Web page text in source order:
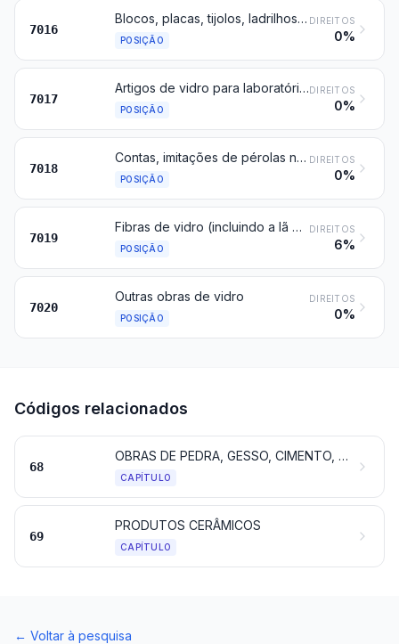
7016
Blocos, placas, tijolos, ladrilhos, telhas e outros artigos, de vidro prensado ou moldado, mesmo armado, para construção; cubos, pastilhas e outros artigos semelhantes, de vidro, mesmo com suporte, para mosaicos ou decorações semelhantes; vitrais de vidro; vidro denominado « multicelular » ou « espuma » de vidro, em blocos, painéis, chapas e conchas ou formas semelhantes
POSIÇÃO
DIREITOS
0%
7017
Artigos de vidro para laboratório, higiene ou farmácia, mesmo graduados ou calibrados
POSIÇÃO
DIREITOS
0%
7018
Contas, imitações de pérolas naturais ou cultivadas, imitações de pedras preciosas ou semipreciosas e artigos semelhantes, de vidro e suas obras, exceto bijutarias; olhos de vidro, exceto de prótese; estatuetas e outros objetos de ornamentação, de vidro trabalhado a maçarico, exceto bijutarias; microsferas de vidro, de diâmetro não superior a 1 mm
POSIÇÃO
DIREITOS
0%
7019
Fibras de vidro (incluindo a lã de vidro) e suas obras (por exemplo, fios, mechas ligeiramente torcidas (rovings), tecidos)
POSIÇÃO
DIREITOS
6%
7020
Outras obras de vidro
POSIÇÃO
DIREITOS
0%
Códigos relacionados
68
OBRAS DE PEDRA, GESSO, CIMENTO, AMIANTO, MICA OU DE MATÉRIAS SEMELHANTES
CAPÍTULO
69
PRODUTOS CERÂMICOS
CAPÍTULO
← Voltar à pesquisa